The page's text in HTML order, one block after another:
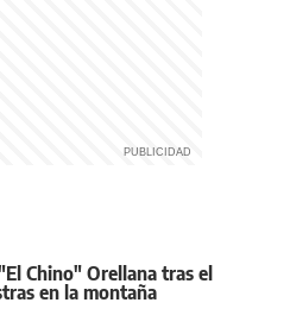
Chino" Orellana tras el
en la montaña